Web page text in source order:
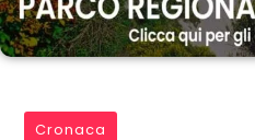
Cronaca